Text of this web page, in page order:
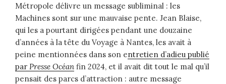
Métropole délivre un message subliminal : les
Machines sont sur une mauvaise pente. Jean Blaise,
qui les a pourtant dirigées pendant une douzaine
d’années à la tête du Voyage à Nantes, les avait à
peine mentionnées dans son entretien d’adieu publié
par Presse Océan fin 2024, et il avait dit tout le mal qu’il
pensait des parcs d’attraction : autre message